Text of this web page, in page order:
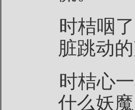
时桔咽
脏跳动
时桔心
什么妖